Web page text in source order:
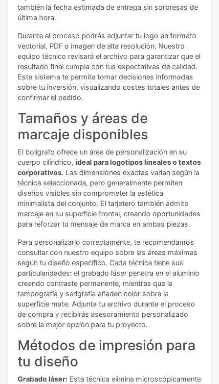
también la fecha estimada de entrega sin sorpresas de
última hora.
Durante el proceso podrás adjuntar tu logo en formato
vectorial, PDF o imagen de alta resolución. Nuestro
equipo técnico revisará el archivo para garantizar que el
resultado final cumpla con tus expectativas de calidad.
Este sistema te permite tomar decisiones informadas
sobre tu inversión, visualizando costes totales antes de
confirmar el pedido.
Tamaños y áreas de
marcaje disponibles
El bolígrafo ofrece un área de personalización en su
cuerpo cilíndrico, ideal para logotipos lineales o textos
corporativos. Las dimensiones exactas varían según la
técnica seleccionada, pero generalmente permiten
diseños visibles sin comprometer la estética
minimalista del conjunto. El tarjetero también admite
marcaje en su superficie frontal, creando oportunidades
para reforzar tu mensaje de marca en ambas piezas.
Para personalizarlo correctamente, te recomendamos
consultar con nuestro equipo sobre las áreas máximas
según tu diseño específico. Cada técnica tiene sus
particularidades: el grabado láser penetra en el aluminio
creando contraste permanente, mientras que la
tampografía y serigrafía añaden color sobre la
superficie mate. Adjunta tu archivo durante el proceso
de compra y recibirás asesoramiento personalizado
sobre la mejor opción para tu proyecto.
Métodos de impresión para
tu diseño
Grabado láser: Esta técnica elimina microscópicamente